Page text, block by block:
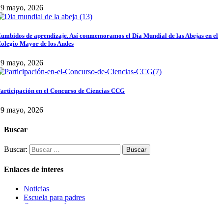
mayo, 2026
de aprendizaje. Así conmemoramos el Día Mundial de las Abejas en el
Mayor de los Andes
mayo, 2026
en el Concurso de Ciencias CCG
mayo, 2026
Buscar
Buscar:
Enlaces de interes
Noticias
Escuela para padres